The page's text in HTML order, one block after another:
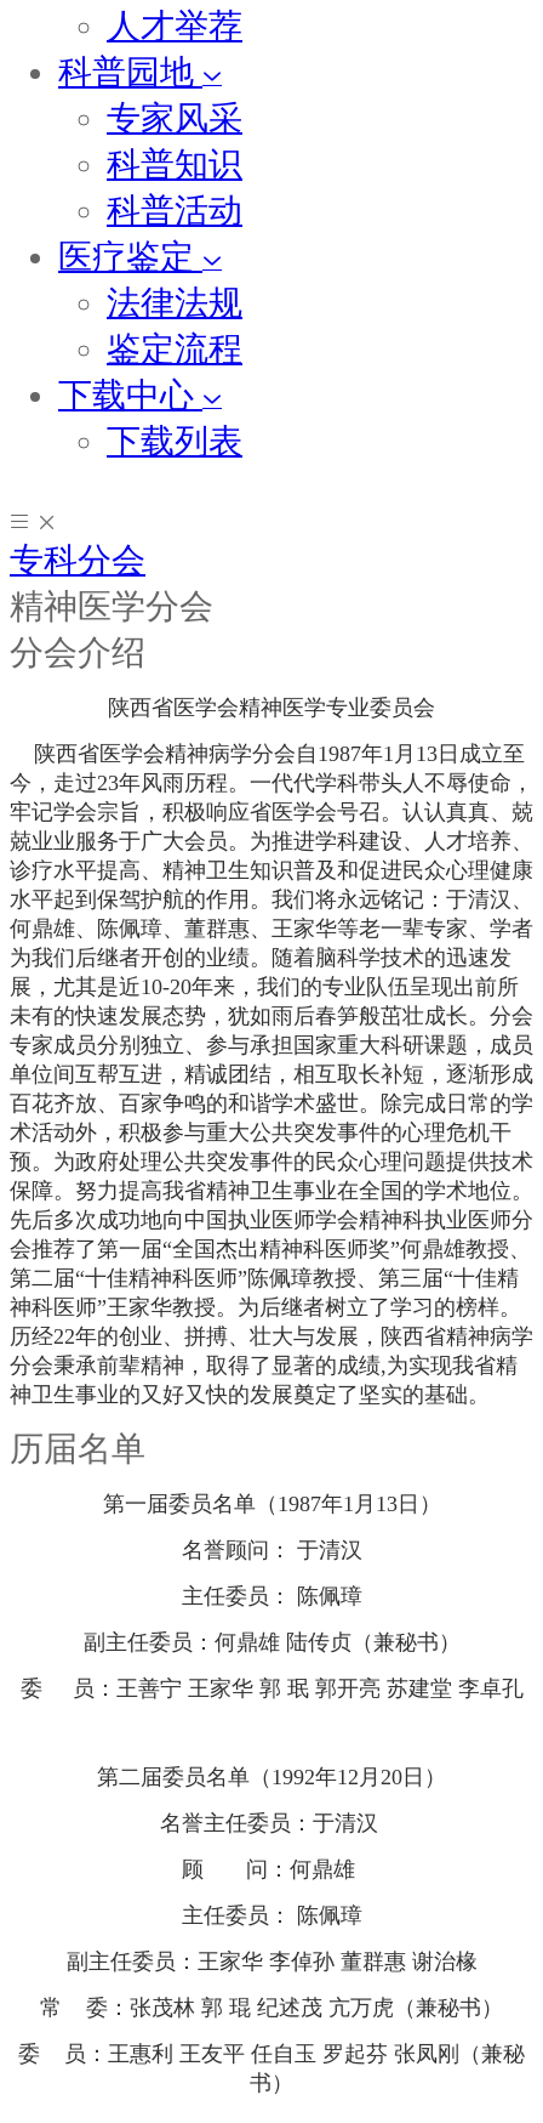
人才举荐
科普园地
专家风采
科普知识
科普活动
医疗鉴定
法律法规
鉴定流程
下载中心
下载列表
专科分会
精神医学分会
分会介绍
陕西省医学会精神医学专业委员会
陕西省医学会精神病学分会自1987年1月13日成立至
今，走过23年风雨历程。一代代学科带头人不辱使命，
牢记学会宗旨，积极响应省医学会号召。认认真真、兢
兢业业服务于广大会员。为推进学科建设、人才培养、
诊疗水平提高、精神卫生知识普及和促进民众心理健康
水平起到保驾护航的作用。我们将永远铭记：于清汉、
何鼎雄、陈佩璋、董群惠、王家华等老一辈专家、学者
为我们后继者开创的业绩。 随着脑科学技术的迅速发
展，尤其是近10-20年来，我们的专业队伍呈现出前所
未有的快速发展态势，犹如雨后春笋般茁壮成长。分会
专家成员分别独立、参与承担国家重大科研课题，成员
单位间互帮互进，精诚团结，相互取长补短，逐渐形成
百花齐放、百家争鸣的和谐学术盛世。除完成日常的学
术活动外，积极参与重大公共突发事件的心理危机干
预。为政府处理公共突发事件的民众心理问题提供技术
保障。努力提高我省精神卫生事业在全国的学术地位。
先后多次成功地向中国执业医师学会精神科执业医师分
会推荐了第一届“全国杰出精神科医师奖”何鼎雄教授、
第二届“十佳精神科医师”陈佩璋教授、第三届“十佳精
神科医师”王家华教授。为后继者树立了学习的榜样。
历经22年的创业、拼搏、壮大与发展，陕西省精神病学
分会秉承前辈精神，取得了显著的成绩,为实现我省精
神卫生事业的又好又快的发展奠定了坚实的基础。
历届名单
第一届委员名单（1987年1月13日）
名誉顾问： 于清汉
主任委员： 陈佩璋
副主任委员：何鼎雄 陆传贞（兼秘书）
委 员：王善宁 王家华 郭 珉 郭开亮 苏建堂 李卓孔
第二届委员名单（1992年12月20日）
名誉主任委员：于清汉
顾 问：何鼎雄
主任委员： 陈佩璋
副主任委员：王家华 李倬孙 董群惠 谢治椽
常 委：张茂林 郭 琨 纪述茂 亢万虎（兼秘书）
委 员：王惠利 王友平 任自玉 罗起芬 张凤刚（兼秘
书）